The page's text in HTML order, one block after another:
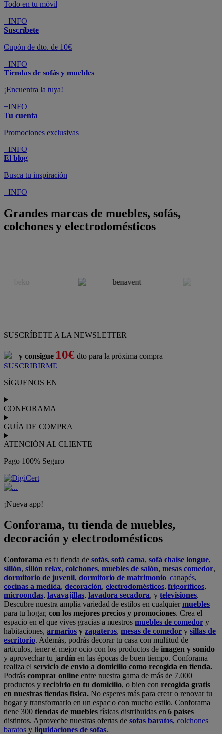
Todo en tu móvil
+INFO
Suscríbete
Cupón de dto. de 10€
+INFO
Tiendas de sofás y muebles
¡Encuentra la tuya!
+INFO
Tu cuenta
Promociones exclusivas
+INFO
El blog
Busca tu inspiración
+INFO
Grandes marcas de muebles, sofás,
colchones y electrodomésticos
SUSCRÍBETE A LA NEWSLETTER
y consigue 10€ dto para la próxima compra
SUSCRIBIRME
SÍGUENOS EN
CONFORAMA
GUÍA DE COMPRA
ATENCIÓN AL CLIENTE
Pago 100% Seguro
¡Nueva app!
Conforama, tu tienda de muebles,
decoración y electrodomésticos
Conforama es tu tienda de sofás, sofá cama, sofá chaise longue,
sillón, sillón relax, colchones, muebles de salón, mesas comedor,
dormitorio de juvenil, dormitorio de matrimonio, canapés,
cocinas a medida, decoración, electrodomésticos, frigoríficos,
microondas, lavavajillas, lavadora secadora, y televisiones.
Descubre nuestra amplia variedad de estilos en cualquiermuebles
para tu hogar, con los mejores precios y promociones. Crea el
espacio en el que vives gracias a nuestros muebles de comedor y
habitaciones, armarios y zapateros, mesas de comedor y sillas de
escritorio. Además, podrás decorar tu casa con multitud de
artículos, tener el mejor ocio con los productos de imagen y sonido
y aprovechar tu jardín en las épocas de buen tiempo. Conforama
realiza el servicio de envío a domicilio como recogida en tienda.
Podrás comprar online entre nuestra gama de más de 7.000
productos y recibirlo en tu domicilio, o bien con recogida gratis
en nuestras tiendas física. No esperes más para crear o renovar tu
hogar y transformarlo en un espacio con mucho estilo. Conforama
tiene 300 tiendas de muebles físicas distribuidas en 6 países
distintos. Aproveche nuestras ofertas de sofas baratos, colchones
baratos y liquidaciones de sofas.